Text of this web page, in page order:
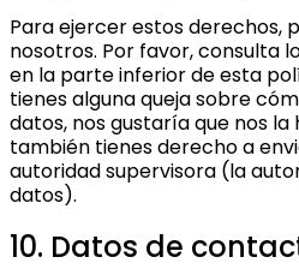
Para ejercer estos derechos,
nosotros. Por favor, consulta
en la parte inferior de esta
tienes alguna queja sobre
datos, nos gustaría que nos
también tienes derecho a
autoridad supervisora (la
datos).
10. Datos de